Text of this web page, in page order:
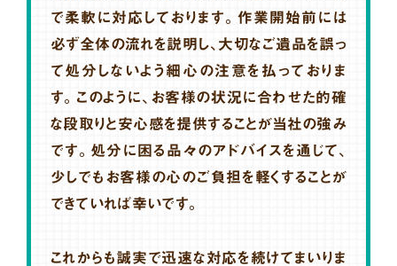
で柔軟に対応しております。作業開始前には
必ず全体の流れを説明し、大切なご遺品を誤っ
て処分しないよう細心の注意を払っておりま
す。このように、お客様の状況に合わせた的確
な段取りと安心感を提供することが当社の強み
です。処分に困る品々のアドバイスを通じて、
少しでもお客様の心のご負担を軽くすることが
できていれば幸いです。
これからも誠実で迅速な対応を続けてまいりま